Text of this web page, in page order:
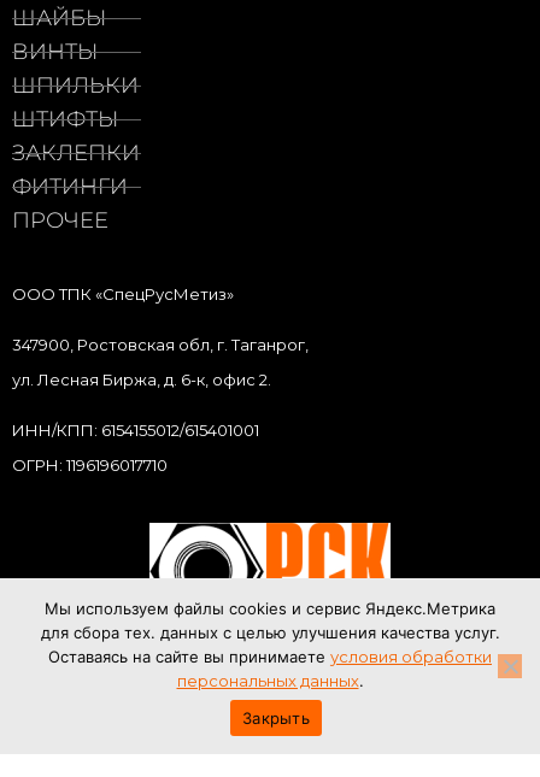
ШАЙБЫ
ВИНТЫ
ШПИЛЬКИ
ШТИФТЫ
ЗАКЛЕПКИ
ФИТИНГИ
ПРОЧЕЕ
ООО ТПК «СпецРусМетиз»
347900, Ростовская обл, г. Таганрог,
ул. Лесная Биржа, д. 6-к, офис 2.
ИНН/КПП: 6154155012/615401001
ОГРН: 1196196017710
Спецрусметиз. Все права защищены.
Мы используем файлы cookies и сервис Яндекс.Метрика
для сбора тех. данных с целью улучшения качества услуг.
Оставаясь на сайте вы принимаете условия обработки
персональных данных.
Закрыть